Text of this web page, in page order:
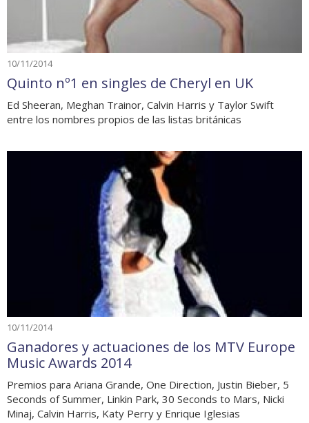
10/11/2014
Quinto nº1 en singles de Cheryl en UK
Ed Sheeran, Meghan Trainor, Calvin Harris y Taylor Swift
entre los nombres propios de las listas británicas
10/11/2014
Ganadores y actuaciones de los MTV Europe
Music Awards 2014
Premios para Ariana Grande, One Direction, Justin Bieber, 5
Seconds of Summer, Linkin Park, 30 Seconds to Mars, Nicki
Minaj, Calvin Harris, Katy Perry y Enrique Iglesias